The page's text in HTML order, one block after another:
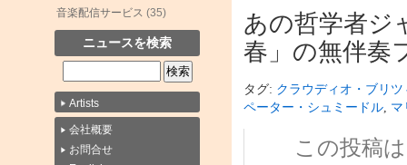
音楽配信サービス (35)
ニュースを検索
Artists
会社概要
お問合せ
あの哲学者ジ
春」の無伴奏
タグ: クラウディオ・ブリツ
ペーター・シュミードル マ
この投稿